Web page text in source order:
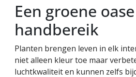
Een groene
handbereik
Planten brengen leven in elk
niet alleen kleur toe maar
luchtkwaliteit en kunnen zelfs